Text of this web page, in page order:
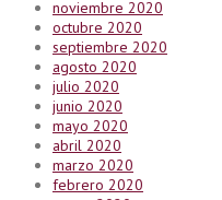
noviembre 2020
octubre 2020
septiembre 2020
agosto 2020
julio 2020
junio 2020
mayo 2020
abril 2020
marzo 2020
febrero 2020